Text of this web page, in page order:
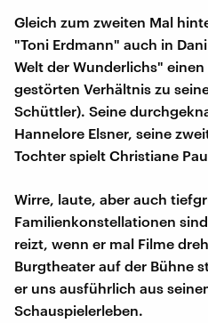
Gleich zum zweiten Mal
"Toni Erdmann" auch in
Welt der Wunderlichs"
gestörten Verhältnis zu
Schüttler). Seine
Hannelore Elsner, seine
Tochter spielt Christiane
Wirre, laute, aber auch
Familienkonstellationen
reizt, wenn er mal Filme
Burgtheater auf der Bühne
er uns ausführlich aus
Schauspielerleben.